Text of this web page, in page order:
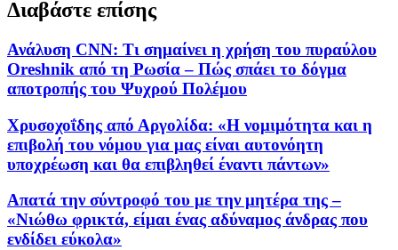
Διαβάστε επίσης
Ανάλυση CNN: Τι σημαίνει η χρήση του πυραύλου
Oreshnik από τη Ρωσία – Πώς σπάει το δόγμα
αποτροπής του Ψυχρού Πολέμου
Χρυσοχοΐδης από Αργολίδα: «Η νομιμότητα και η
επιβολή του νόμου για μας είναι αυτονόητη
υποχρέωση και θα επιβληθεί έναντι πάντων»
Απατά την σύντροφό του με την μητέρα της –
«Νιώθω φρικτά, είμαι ένας αδύναμος άνδρας που
ενδίδει εύκολα»